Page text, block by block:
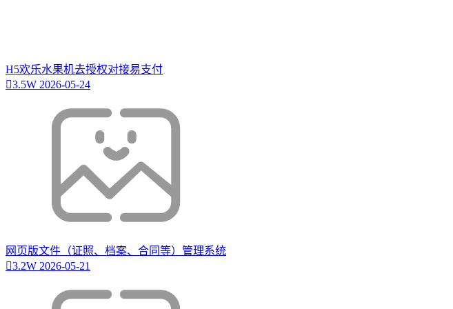
H5欢乐水果机去授权对接易支付
3.5W 2026-05-24
网页版文件（证照、档案、合同等）管理系统
3.2W 2026-05-21